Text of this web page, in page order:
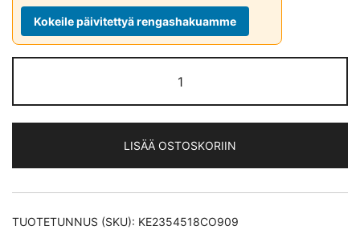
Kokeile päivitettyä rengashakuamme
EcoContact
6 *EV
235/45-
18
määrä
LISÄÄ OSTOSKORIIN
TUOTETUNNUS (SKU): KE2354518CO909